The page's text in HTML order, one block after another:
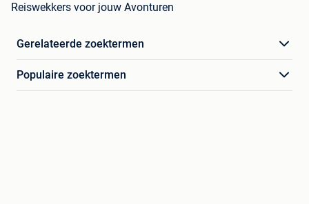
Reiswekkers voor jouw Avonturen
Gerelateerde zoektermen
Populaire zoektermen